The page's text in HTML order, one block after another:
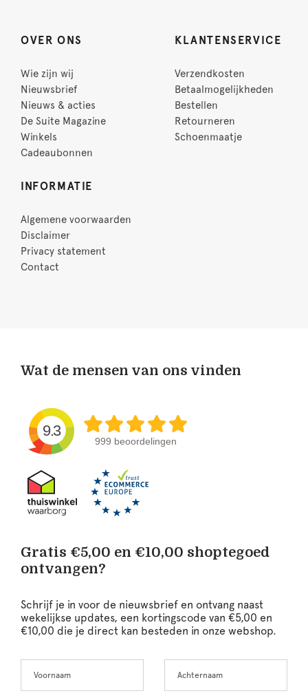
OVER ONS
Wie zijn wij
Nieuwsbrief
Nieuws & acties
De Suite Magazine
Winkels
Cadeaubonnen
KLANTENSERVICE
Verzendkosten
Betaalmogelijkheden
Bestellen
Retourneren
Schoenmaatje
INFORMATIE
Algemene voorwaarden
Disclaimer
Privacy statement
Contact
Wat de mensen van ons vinden
9.3
999 beoordelingen
Gratis €5,00 en €10,00 shoptegoed
ontvangen?
Schrijf je in voor de nieuwsbrief en ontvang naast
wekelijkse updates, een kortingscode van €5,00 en
€10,00 die je direct kan besteden in onze webshop.
this